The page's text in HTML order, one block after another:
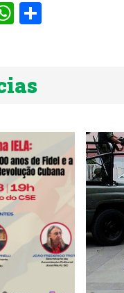
WhatsApp